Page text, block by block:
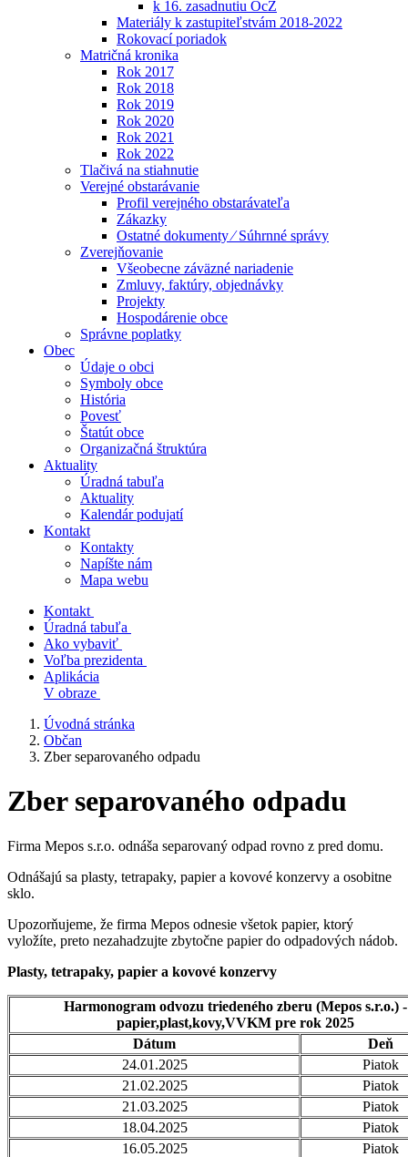
k 16. zasadnutiu OcZ
Materiály k zastupiteľstvám 2018-2022
Rokovací poriadok
Matričná kronika
Rok 2017
Rok 2018
Rok 2019
Rok 2020
Rok 2021
Rok 2022
Tlačivá na stiahnutie
Verejné obstarávanie
Profil verejného obstarávateľa
Zákazky
Ostatné dokumenty ⁄ Súhrnné správy
Zverejňovanie
Všeobecne záväzné nariadenie
Zmluvy, faktúry, objednávky
Projekty
Hospodárenie obce
Správne poplatky
Obec
Údaje o obci
Symboly obce
História
Povesť
Štatút obce
Organizačná štruktúra
Aktuality
Úradná tabuľa
Aktuality
Kalendár podujatí
Kontakt
Kontakty
Napíšte nám
Mapa webu
Kontakt
Úradná tabuľa
Ako vybaviť
Voľba prezidenta
Aplikácia
V obraze
Úvodná stránka
Občan
Zber separovaného odpadu
Zber separovaného odpadu
Firma Mepos s.r.o. odnáša separovaný odpad rovno z pred domu.
Odnášajú sa plasty, tetrapaky, papier a kovové konzervy a osobitne
sklo.
Upozorňujeme, že firma Mepos odnesie všetok papier, ktorý
vyložíte, preto nezahadzujte zbytočne papier do odpadových nádob.
Plasty, tetrapaky, papier a kovové konzervy
Harmonogram odvozu triedeného zberu (Mepos s.r.o.) -
papier,plast,kovy,VVKM pre rok 2025
Dátum
Deň
24.01.2025
Piatok
21.02.2025
Piatok
21.03.2025
Piatok
18.04.2025
Piatok
16.05.2025
Piatok